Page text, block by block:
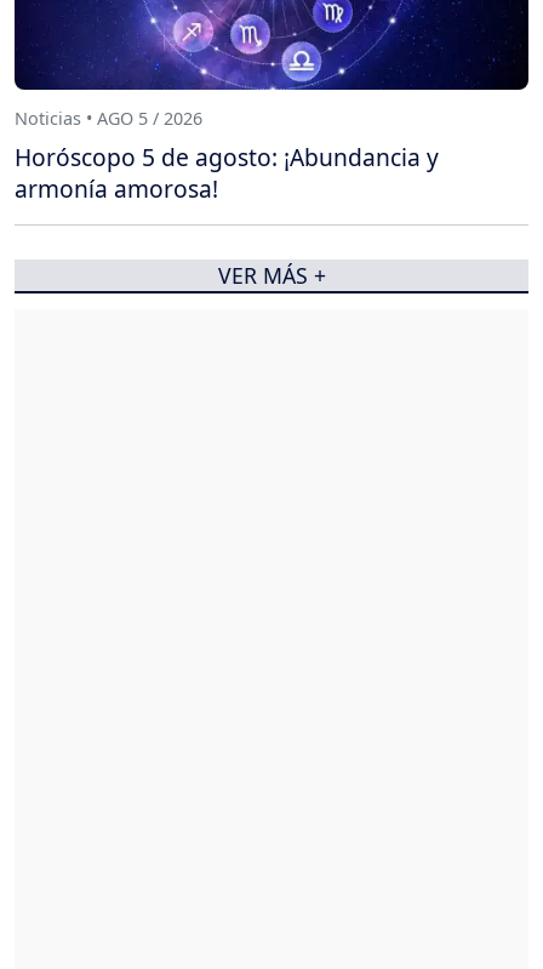
Noticias • AGO 5 / 2026
Horóscopo 5 de agosto: ¡Abundancia y
armonía amorosa!
VER MÁS +